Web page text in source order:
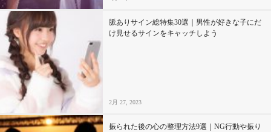
脈ありサイン総特集30選｜男性が好きな子にだ
け見せるサインをキャッチしよう
2月 27, 2023
振られた後の心の整理方法9選｜NG行動や振り